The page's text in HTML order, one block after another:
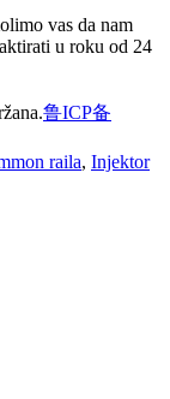
vas da nam
u roku od 24
鲁ICP备
raila, Injektor